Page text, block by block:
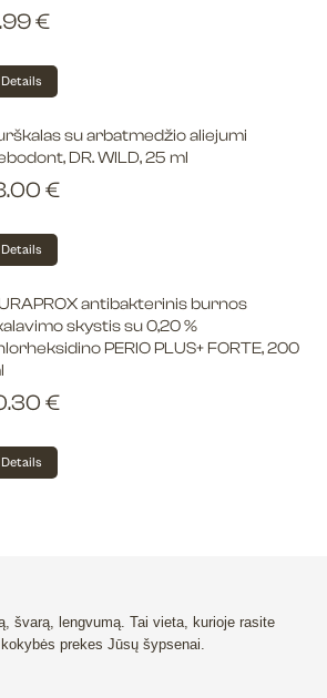
€
Details
su arbatmedžio aliejumi
DR. WILD, 25 ml
€
Details
antibakterinis burnos
skystis su 0,20 %
PERIO PLUS+ FORTE, 200
€
Details
švarą, lengvumą. Tai vieta, kurioje rasite
prekes Jūsų šypsenai.